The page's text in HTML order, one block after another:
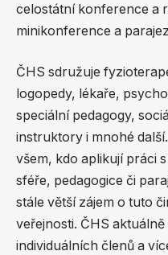
celostátní konference a
minikonference a
ČHS sdružuje
logopedy, lékaře,
speciální​ ​pedagogy,
instruktory i mnohé
všem, kdo aplikují práci
sféře, pedagogice či
stále větší zájem o tuto
veřejnosti. ​ČHS
individuálních členů a